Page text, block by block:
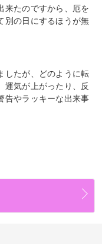
来たのですから、厄を
別の日にするほうが無
したが、どのように転
運気が上がったり、反
告やラッキーな出来事